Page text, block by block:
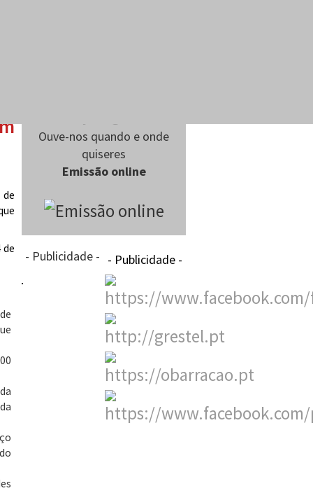
Ouve-nos quando e onde
quiseres
Emissão online
- Publicidade - - Publicidade -